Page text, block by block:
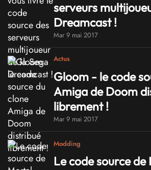
serveurs
Dreamcast !
Mar 9 mai 2017
Actus
Gloom - le code
Amiga de Doom
librement !
Mar 9 mai 2017
Modding
Le code source